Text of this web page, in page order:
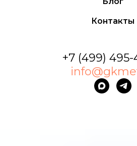
Контакты
+7 (499) 495-